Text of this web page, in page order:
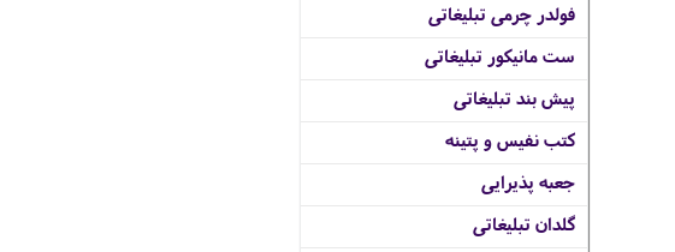
فولدر چرمی تبلیغاتی
ست مانیکور تبلیغاتی
پیش بند تبلیغاتی
کتب نفیس و پتینه
جعبه پذیرایی
گلدان تبلیغاتی